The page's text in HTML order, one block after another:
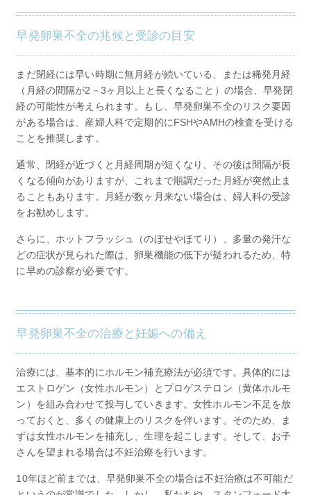
早発卵巣不全の兆候と受診の目安
まだ閉経には早い時期に無月経が続いている、または稀発月経
（月経の間隔が2－3ヶ月以上と長くなること）の場合、早発閉
経の可能性が考えられます。もし、早発卵巣不全のリスク要因
がある場合は、産婦人科で定期的にFSHやAMHの検査を受ける
ことを推奨します。
通常、閉経が近づくと月経周期が短くなり、その後は間隔が長
くなる傾向がありますが、これまで順調だった月経が突然止ま
ることもあります。月経が数ヶ月来ない場合は、婦人科の受診
をお勧めします。
さらに、ホットフラッシュ（のぼせやほてり）、多量の発汗な
どの症状が見られた際は、卵巣機能の低下が疑われるため、特
に早めの診察が必要です。
早発卵巣不全の治療と妊娠への備え
治療には、基本的にホルモン補充療法が必須です。具体的には
エストロゲン（女性ホルモン）とプロゲステロン（黄体ホルモ
ン）を組み合わせて投与していきます。女性ホルモン不足を放
っておくと、多くの健康上のリスクを伴います。そのため、ま
ずは女性ホルモンを補充し、生理を起こします。そして、お子
さんを望まれる場合は不妊治療を行います。
10年ほど前までは、早発卵巣不全の場合は不妊治療は不可能だ